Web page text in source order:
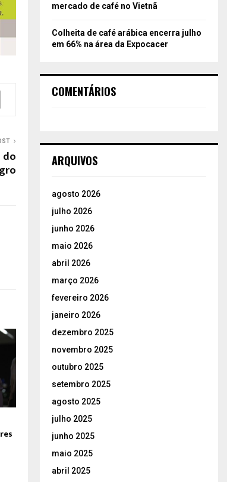
do
mercado de café no Vietnã
Colheita de café arábica encerra julho
em 66% na área da Expocacer
COMENTÁRIOS
ARQUIVOS
agosto 2026
julho 2026
junho 2026
maio 2026
abril 2026
março 2026
fevereiro 2026
janeiro 2026
dezembro 2025
novembro 2025
outubro 2025
setembro 2025
agosto 2025
julho 2025
junho 2025
maio 2025
abril 2025